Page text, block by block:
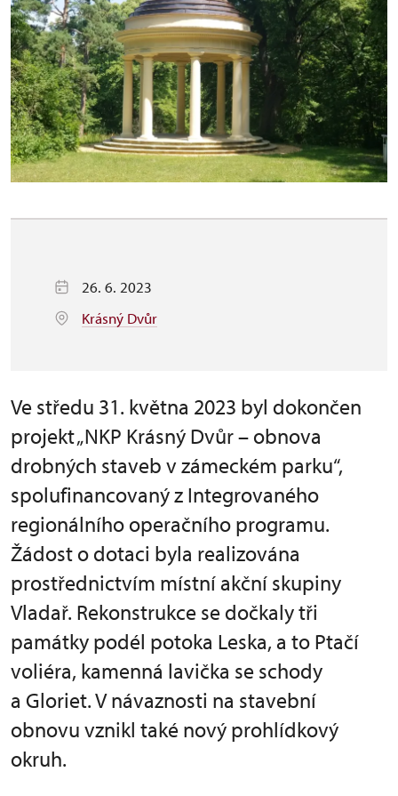
26. 6. 2023
Krásný Dvůr
Ve středu 31. května 2023 byl dokončen
projekt „NKP Krásný Dvůr – obnova
drobných staveb v zámeckém parku“,
spolufinancovaný z Integrovaného
regionálního operačního programu.
Žádost o dotaci byla realizována
prostřednictvím místní akční skupiny
Vladař. Rekonstrukce se dočkaly tři
památky podél potoka Leska, a to Ptačí
voliéra, kamenná lavička se schody
a Gloriet. V návaznosti na stavební
obnovu vznikl také nový prohlídkový
okruh.